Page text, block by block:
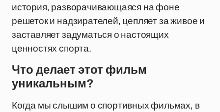
история, разворачивающаяся на фоне
решеток и надзирателей, цепляет за живое и
заставляет задуматься о настоящих
ценностях спорта.
Что делает этот фильм
уникальным?
Когда мы слышим о спортивных фильмах, в